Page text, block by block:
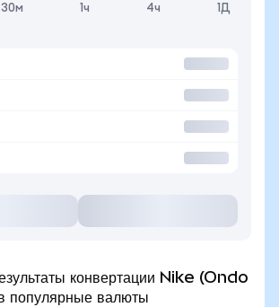
30м 1ч 4ч 1Д
конвертации Nike (Ondo
валюты